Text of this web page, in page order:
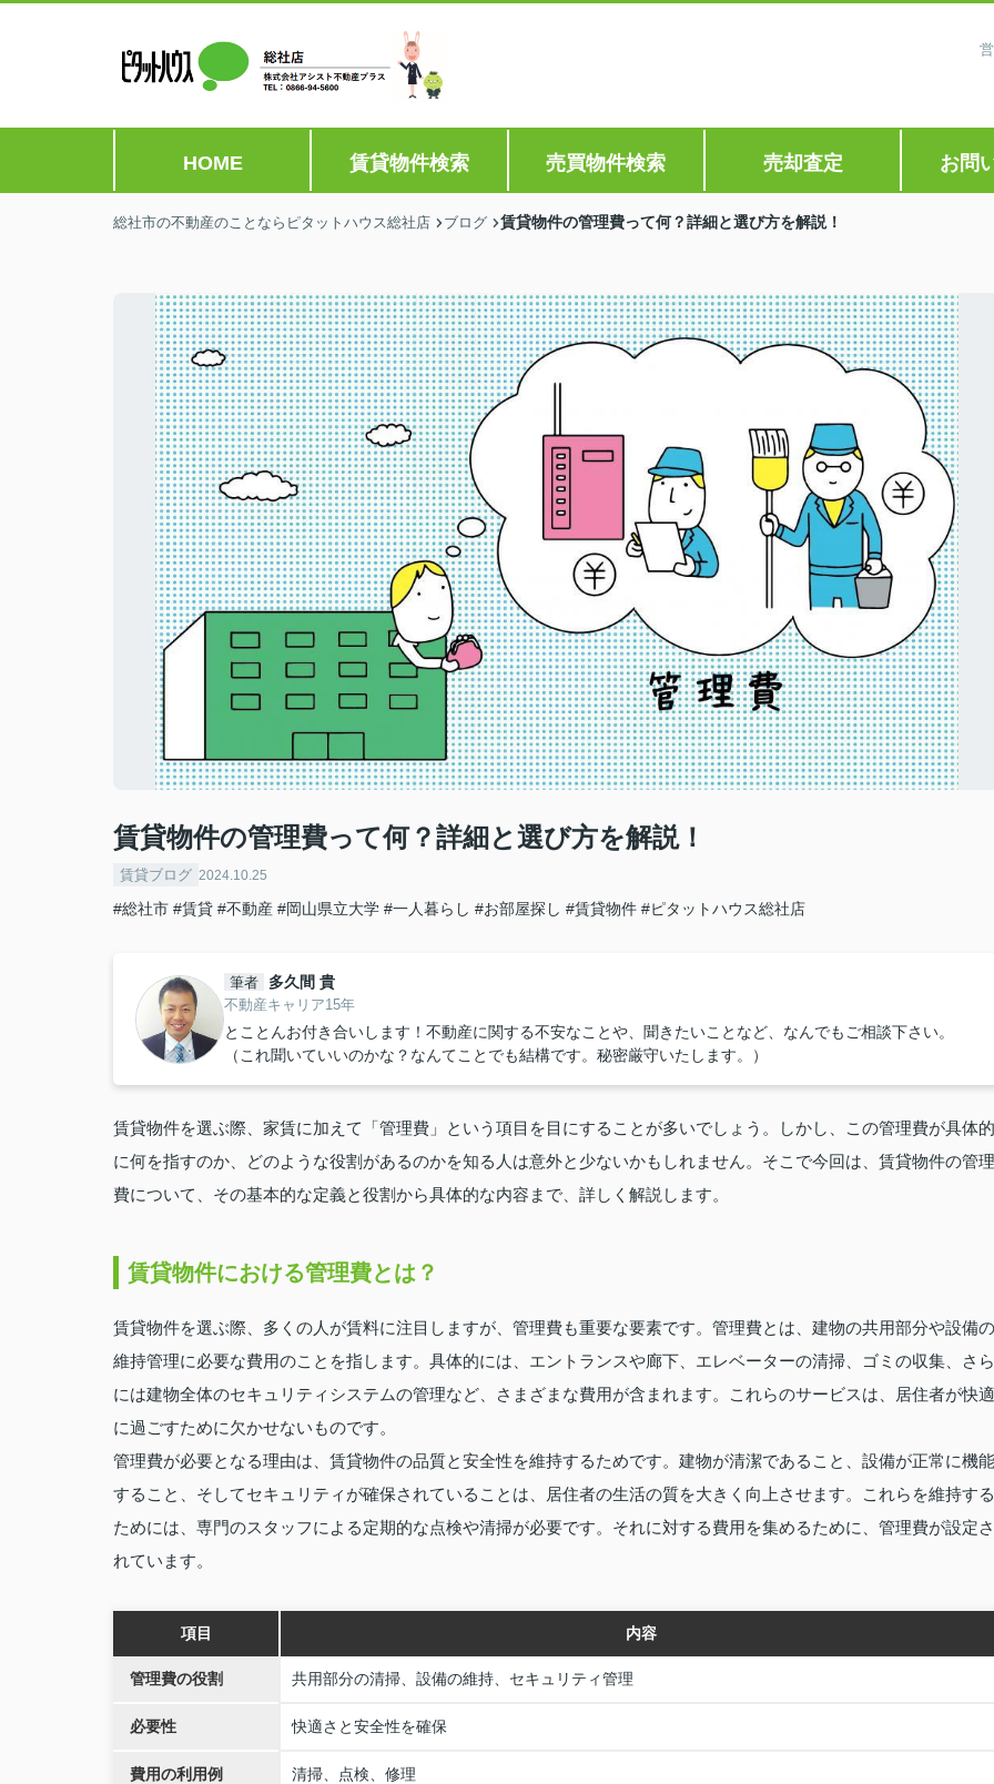
HOME 賃貸物件検索 売買物件検索 売却査定 お問
総社市の不動産のことならピタットハウス総社店 ブログ 賃貸物件の管理費って何？詳細と選び方を解説！
賃貸物件の管理費って何？詳細と選び方を解説！
賃貸ブログ 2024.10.25
#総社市 #賃貸 #不動産 #岡山県立大学 #一人暮らし #お部屋探し #賃貸物件 #ピタットハウス総社店
筆者 多久間 貴
不動産キャリア15年
とことんお付き合いします！不動産に関する不安なことや、聞きたいことなど、なんでもご相談下さい。
（これ聞いていいのかな？なんてことでも結構です。秘密厳守いたします。）
賃貸物件を選ぶ際、家賃に加えて「管理費」という項目を目にすることが多いでしょう。しかし、この管理費が具体的
に何を指すのか、どのような役割があるのかを知る人は意外と少ないかもしれません。そこで今回は、賃貸物件の管理
費について、その基本的な定義と役割から具体的な内容まで、詳しく解説します。
賃貸物件における管理費とは？
賃貸物件を選ぶ際、多くの人が賃料に注目しますが、管理費も重要な要素です。管理費とは、建物の共用部分や設備の
維持管理に必要な費用のことを指します。具体的には、エントランスや廊下、エレベーターの清掃、ゴミの収集、さら
には建物全体のセキュリティシステムの管理など、さまざまな費用が含まれます。これらのサービスは、居住者が快適
に過ごすために欠かせないものです。
管理費が必要となる理由は、賃貸物件の品質と安全性を維持するためです。建物が清潔であること、設備が正常に機能
すること、そしてセキュリティが確保されていることは、居住者の生活の質を大きく向上させます。これらを維持する
ためには、専門のスタッフによる定期的な点検や清掃が必要です。それに対する費用を集めるために、管理費が設定さ
れています。
項目 内容
管理費の役割 共用部分の清掃、設備の維持、セキュリティ管理
必要性 快適さと安全性を確保
費用の利用例 清掃、点検、修理